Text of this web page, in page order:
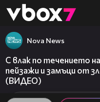
👾
Nova News
С влак по течението
пейзажи и замъци от
(ВИДЕО)